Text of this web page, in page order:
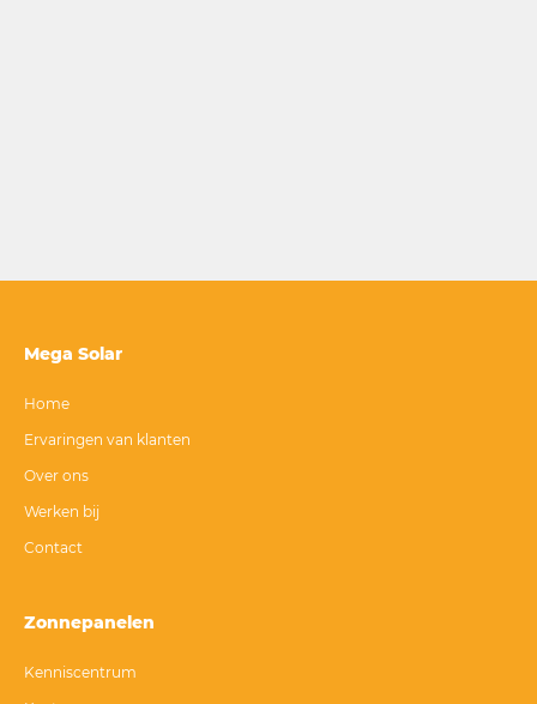
Mega Solar
Home
Ervaringen van klanten
Over ons
Werken bij
Contact
Zonnepanelen
Kenniscentrum